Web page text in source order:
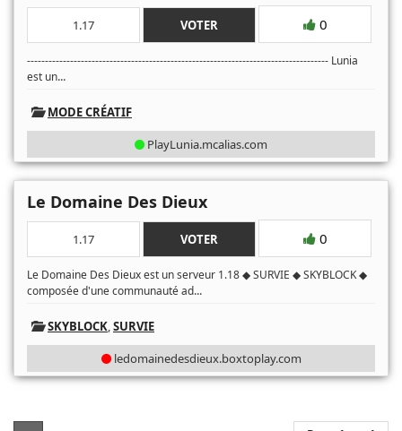
1.17 VOTER 0
------------------------------------------------------------------------------------ Lunia
est un...
MODE CRÉATIF
PlayLunia.mcalias.com
Le Domaine Des Dieux
1.17 VOTER 0
Le Domaine Des Dieux est un serveur 1.18 ◆ SURVIE ◆ SKYBLOCK ◆
composée d'une communauté ad...
SKYBLOCK,SURVIE
ledomainedesdieux.boxtoplay.com